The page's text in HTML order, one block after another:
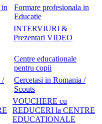
Formare profesionala in
Educatie
INTERVIURI &
Prezentari VIDEO
Centre educationale
pentru copii
Cercetasi in Romania /
Scouts
VOUCHERE cu
REDUCERI la CENTRE
EDUCATIONALE